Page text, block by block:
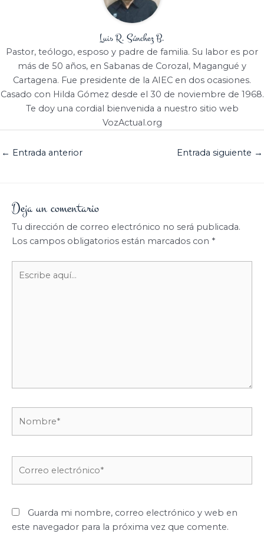
Luis R. Sánchez B.
Pastor, teólogo, esposo y padre de familia. Su labor es por
más de 50 años, en Sabanas de Corozal, Magangué y
Cartagena. Fue presidente de la AIEC en dos ocasiones.
Casado con Hilda Gómez desde el 30 de noviembre de 1968.
Te doy una cordial bienvenida a nuestro sitio web
VozActual.org
← Entrada anterior Entrada siguiente →
Deja un comentario
Tu dirección de correo electrónico no será publicada.
Los campos obligatorios están marcados con *
aquí...
Guarda mi nombre, correo electrónico y web en
este navegador para la próxima vez que comente.